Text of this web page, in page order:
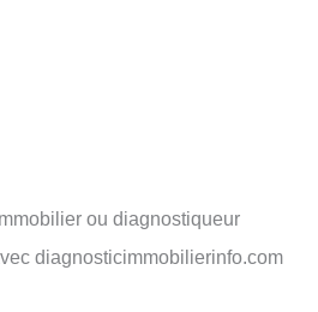
ou diagnostiqueur
diagnosticimmobilierinfo.com